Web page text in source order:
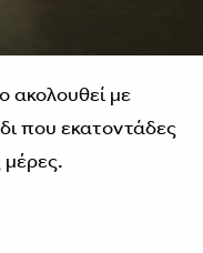
ακολουθεί με
που εκατοντάδες
μέρες.